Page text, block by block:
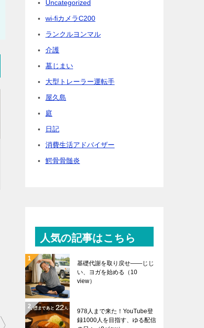
Uncategorized
wi-fiカメラC200
ランクルヨンマル
介護
墓じまい
大型トレーラー運転手
屋久島
庭
日記
消費生活アドバイザー
鰐骨骨髄炎
人気の記事はこちら
基礎代謝を取り戻せ――じじ
い、ヨガを始める （10
view）
978人まで来た！YouTube登
録1000人を目指す、ゆる配信